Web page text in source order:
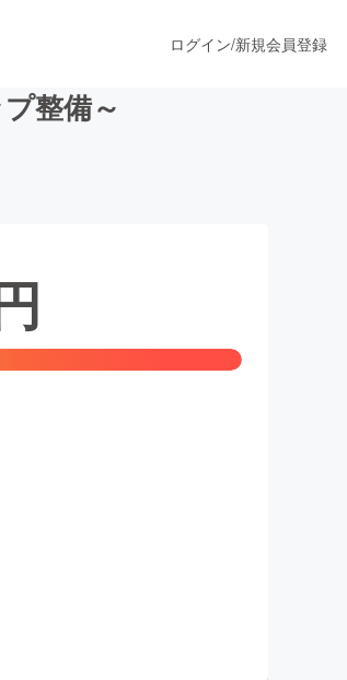
ッション
ログイン/新規会員登録
整備～